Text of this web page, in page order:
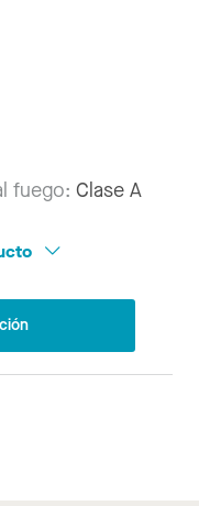
fuego: Clase A